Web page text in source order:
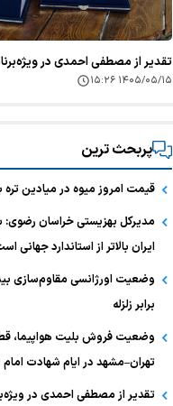
تقدیر از مصطفی احمدی در
۱۴۰۵/۰۵/۱۵ ۱۵:۲۶
پربحث ترین
قیمت امروز میوه در میادین تره
مدیرکل بهزیستی خراسان
ایران بالاتر از استاندارد جهانی
وضعیت اورژانسی مقاوم‌سازی
برابر زلزله
وضعیت فروش بلیت هواپیما،
تهران–مشهد در ایام شهادت
تقدیر از مصطفی احمدی در